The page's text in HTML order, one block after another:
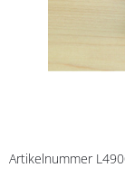
Artikelnummer